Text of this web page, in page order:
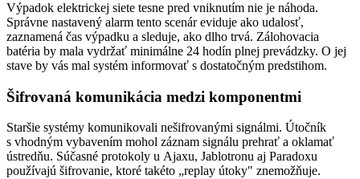
Výpadok elektrickej siete tesne pred vniknutím nie je náhoda.
Správne nastavený alarm tento scenár eviduje ako udalosť,
zaznamená čas výpadku a sleduje, ako dlho trvá. Zálohovacia
batéria by mala vydržať minimálne 24 hodín plnej prevádzky. O jej
stave by vás mal systém informovať s dostatočným predstihom.
Šifrovaná komunikácia medzi komponentmi
Staršie systémy komunikovali nešifrovanými signálmi. Útočník
s vhodným vybavením mohol záznam signálu prehrať a oklamať
ústredňu. Súčasné protokoly u Ajaxu, Jablotronu aj Paradoxu
používajú šifrovanie, ktoré takéto „replay útoky" znemožňuje.